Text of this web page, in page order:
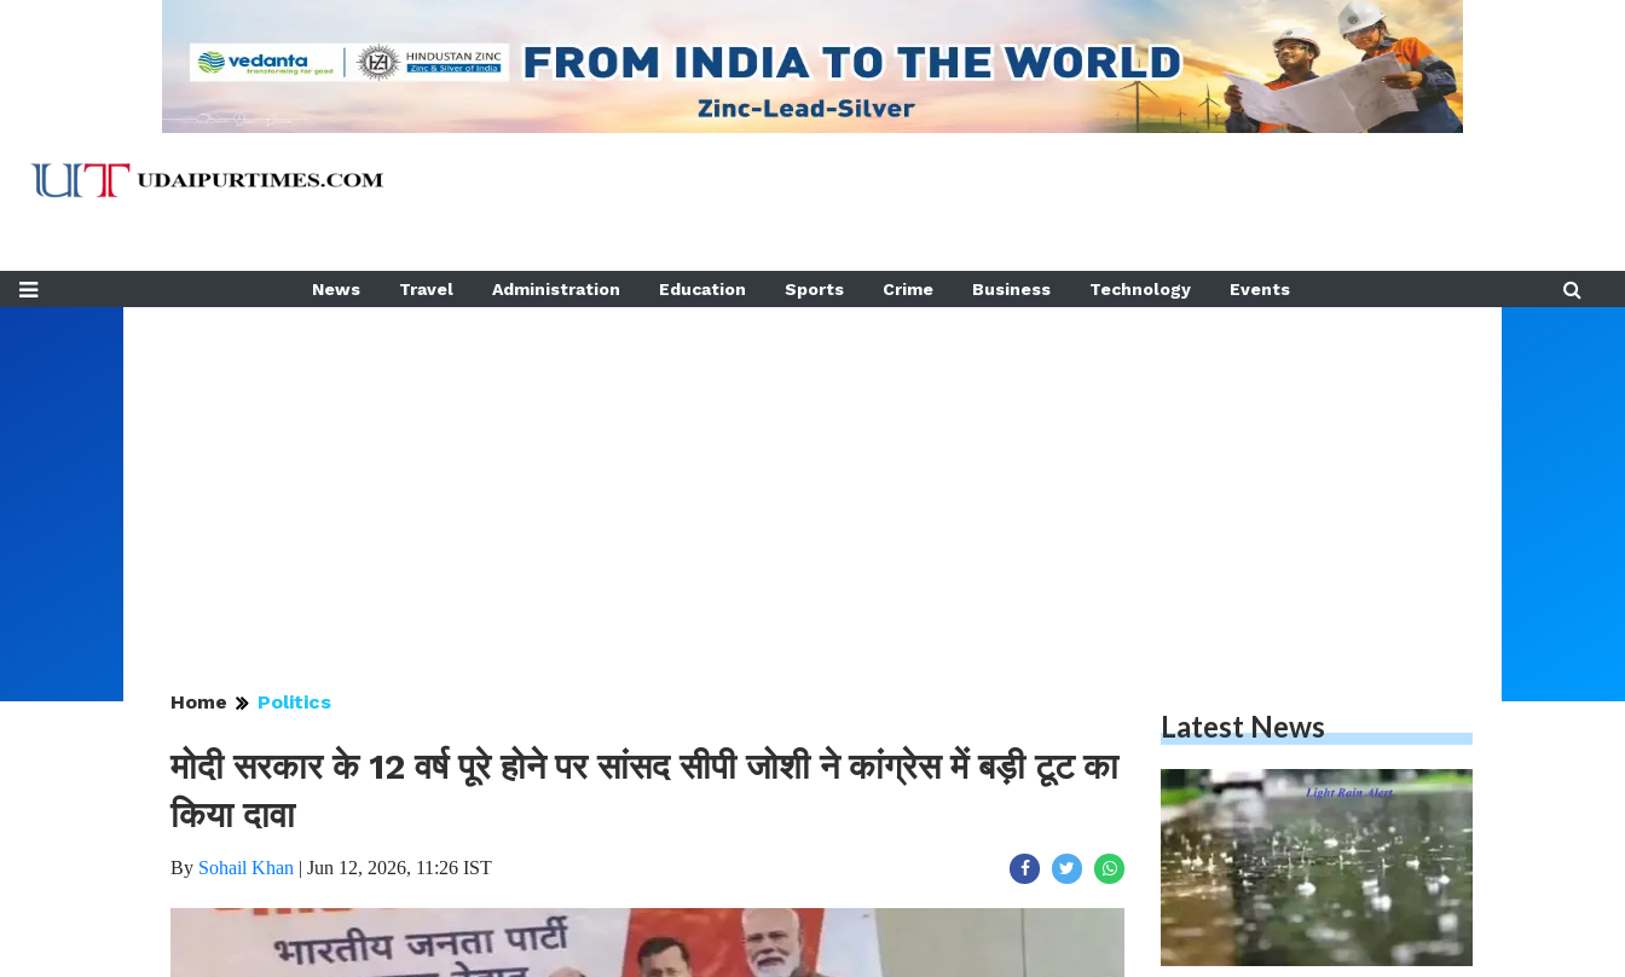
News Travel Administration Education Sports Crime Business Technology Events
Home Politics
मोदी सरकार के 12 वर्ष पूरे होने पर सांसद सीपी जोशी ने कांग्रेस में बड़ी टूट का
किया दावा
By Sohail Khan | Jun 12, 2026, 11:26 IST
Latest News